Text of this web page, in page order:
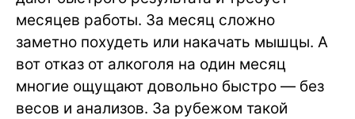
месяцев работы. За месяц сложно
заметно похудеть или накачать мышцы. А
вот отказ от алкоголя на один месяц
многие ощущают довольно быстро — без
весов и анализов. За рубежом такой